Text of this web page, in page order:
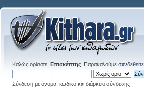
Καλώς ορίσατε, Επισκέπτης . Παρακαλούμε συνδεθείτε
Σύνδεση με όνομα, κωδικό και διάρκεια σύνδεσης